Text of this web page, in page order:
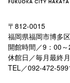
〒812-0015
福岡県福岡市博多
開館時間／9：00～
休館日／毎月最終
TEL／092-472-